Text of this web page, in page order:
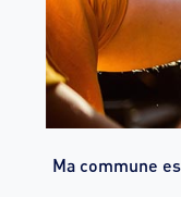
Ma commune